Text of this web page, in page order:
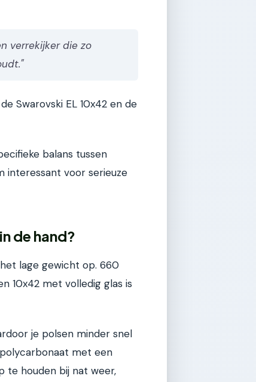
verrekijker die zo
Swarovski EL 10x42 en de
balans tussen
interessant voor serieuze
de hand?
lage gewicht op. 660
10x42 met volledig glas is
je polsen minder snel
met een
te houden bij nat weer,